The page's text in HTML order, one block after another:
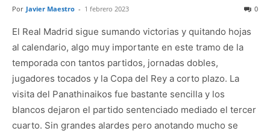
Por Javier Maestro - 1 febrero 2023 0
El Real Madrid sigue sumando victorias y quitando hojas
al calendario, algo muy importante en este tramo de la
temporada con tantos partidos, jornadas dobles,
jugadores tocados y la Copa del Rey a corto plazo. La
visita del Panathinaikos fue bastante sencilla y los
blancos dejaron el partido sentenciado mediado el tercer
cuarto. Sin grandes alardes pero anotando mucho se